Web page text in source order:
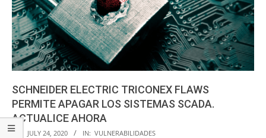
SCHNEIDER ELECTRIC TRICONEX FLAWS
PERMITE APAGAR LOS SISTEMAS SCADA.
ACTUALICE AHORA
2020-
ON: JULY 24, 2020 IN: VULNERABILIDADES